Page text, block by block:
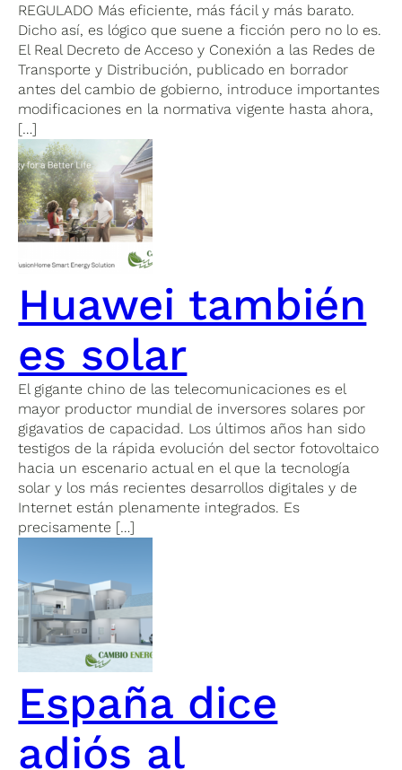
REGULADO Más eficiente, más fácil y más barato.
Dicho así, es lógico que suene a ficción pero no lo es.
El Real Decreto de Acceso y Conexión a las Redes de
Transporte y Distribución, publicado en borrador
antes del cambio de gobierno, introduce importantes
modificaciones en la normativa vigente hasta ahora,
[…]
Huawei también
es solar
El gigante chino de las telecomunicaciones es el
mayor productor mundial de inversores solares por
gigavatios de capacidad. Los últimos años han sido
testigos de la rápida evolución del sector fotovoltaico
hacia un escenario actual en el que la tecnología
solar y los más recientes desarrollos digitales y de
Internet están plenamente integrados. Es
precisamente […]
España dice
adiós al